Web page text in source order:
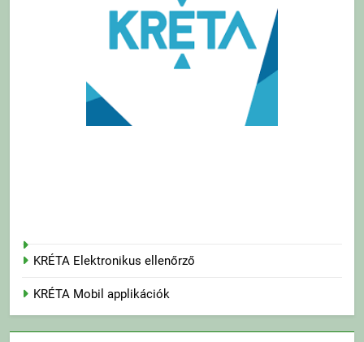
KRÉTA Elektronikus ellenőrző
KRÉTA Mobil applikációk